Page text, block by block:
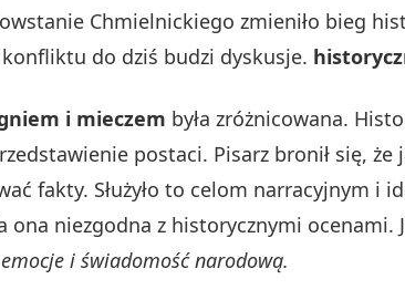
Chmielnickiego zmieniło bieg
konfliktu do dziś budzi dyskusje.
i mieczem była zróżnicowana.
postaci. Pisarz bronił się,
fakty. Służyło to celom narracyjnym i
ona niezgodna z historycznymi ocenami.
i świadomość narodową.